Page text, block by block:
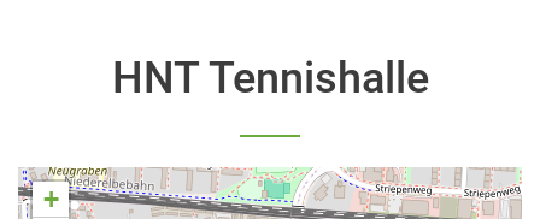
HNT Tennishalle
+